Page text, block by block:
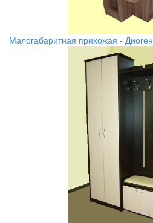
Малогабаритная прихожая - Диоген